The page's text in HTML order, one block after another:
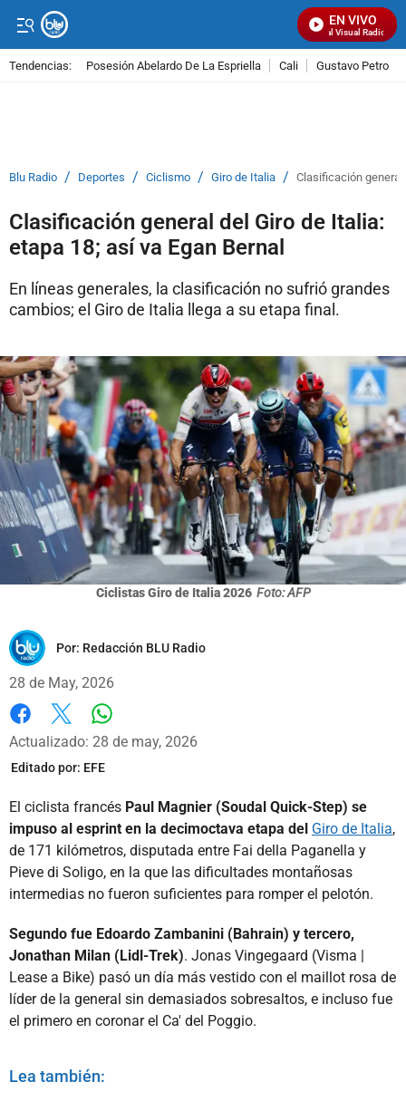
EN VIVO
Señal Visual Radio
Tendencias: Posesión Abelardo De La Espriella Cali Gustavo Petro
Blu Radio / Deportes / Ciclismo / Giro de Italia / Clasificación general
Clasificación general del Giro de Italia:
etapa 18; así va Egan Bernal
En líneas generales, la clasificación no sufrió grandes
cambios; el Giro de Italia llega a su etapa final.
Ciclistas Giro de Italia 2026 Foto: AFP
Por: Redacción BLU Radio
28 de May, 2026
Facebook
X
Actualizado: 28 de may, 2026
Editado por: EFE
El ciclista francés Paul Magnier (Soudal Quick-Step) se
impuso al esprint en la decimoctava etapa del Giro de Italia,
de 171 kilómetros, disputada entre Fai della Paganella y
Pieve di Soligo, en la que las dificultades montañosas
intermedias no fueron suficientes para romper el pelotón.
Segundo fue Edoardo Zambanini (Bahrain) y tercero,
Jonathan Milan (Lidl-Trek). Jonas Vingegaard (Visma |
Lease a Bike) pasó un día más vestido con el maillot rosa de
líder de la general sin demasiados sobresaltos, e incluso fue
el primero en coronar el Ca' del Poggio.
Lea también: